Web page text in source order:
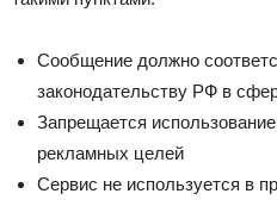
Сообщение должно
законодательству РФ в
Запрещается
рекламных целей
Сервис не используется в